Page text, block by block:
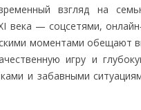
взгляд на
века — соцсетями,
моментами обещают
игру и
и забавными